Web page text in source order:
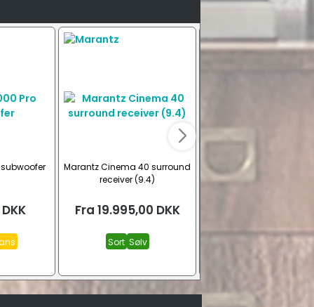
subwoofer
DKK
Marantz Cinema 40 surround
receiver (9.4)
Fra 19.995,00 DKK
Sort Sølv
SVS SB-2000 Pro
Returvare, hvid
Hvid